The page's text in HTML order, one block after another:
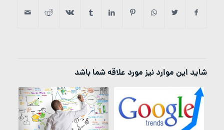
شاید این موارد نیز مورد علاقه شما باشد